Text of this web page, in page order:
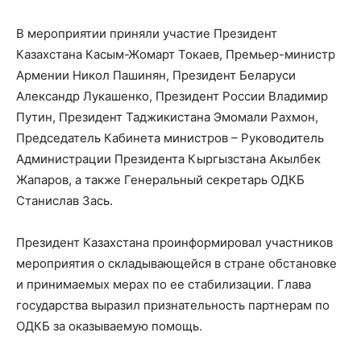
В мероприятии приняли участие Президент
Казахстана Касым-Жомарт Токаев, Премьер-министр
Армении Никол Пашинян, Президент Беларуси
Александр Лукашенко, Президент России Владимир
Путин, Президент Таджикистана Эмомали Рахмон,
Председатель Кабинета министров – Руководитель
Администрации Президента Кыргызстана Акылбек
Жапаров, а также Генеральный секретарь ОДКБ
Станислав Зась.
Президент Казахстана проинформировал участников
мероприятия о складывающейся в стране обстановке
и принимаемых мерах по ее стабилизации. Глава
государства выразил признательность партнерам по
ОДКБ за оказываемую помощь.